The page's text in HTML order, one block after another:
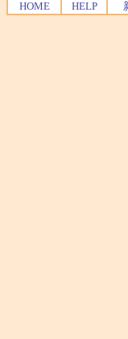
HOME HELP